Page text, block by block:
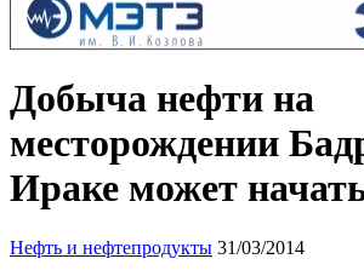
Добыча нефти на
месторождении
Ираке может
Нефть и нефтепродукты 31/03/2014